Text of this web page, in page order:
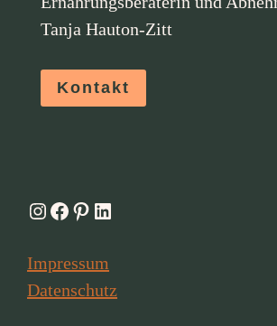
Tanja Hauton-Zitt
Kontakt
Instagram
Facebook
Pinterest
LinkedIn
Impressum
Datenschutz